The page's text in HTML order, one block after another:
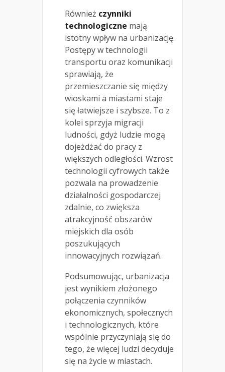
Również czynniki
technologiczne mają
istotny wpływ na urbanizację.
Postępy w technologii
transportu oraz komunikacji
sprawiają, że
przemieszczanie się między
wioskami a miastami staje
się łatwiejsze i szybsze. To z
kolei sprzyja migracji
ludności, gdyż ludzie mogą
dojeżdżać do pracy z
większych odległości. Wzrost
technologii cyfrowych także
pozwala na prowadzenie
działalności gospodarczej
zdalnie, co zwiększa
atrakcyjność obszarów
miejskich dla osób
poszukujących
innowacyjnych rozwiązań.
Podsumowując, urbanizacja
jest wynikiem złożonego
połączenia czynników
ekonomicznych, społecznych
i technologicznych, które
wspólnie przyczyniają się do
tego, że więcej ludzi decyduje
się na życie w miastach.